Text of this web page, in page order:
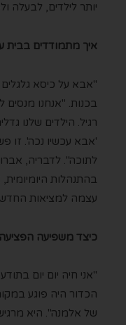
יותר לילדים, לבעלה
איך מתמודדים בבית
"אבא על כיסא
בכנות. "אנחנו מנסים
רגיל. הילדים שלנו
'אבא עכשיו נכה'. זו
לתוכה". לדבריה,
בהתנהלות
עצמה למציאות
כיצד משפיעה הפציעה
"אני חיה יום יום
הכדור היה פוגע
של אלמנה". היא